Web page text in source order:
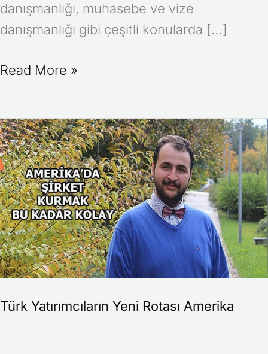
danışmanlığı, muhasebe ve vize
danışmanlığı gibi çeşitli konularda […]
Read More »
Türk Yatırımcıların Yeni Rotası Amerika
Türk
Yatırımcıların
Yeni
Rotası
Amerika